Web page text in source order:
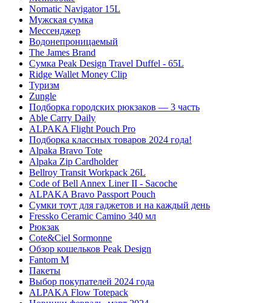
Nomatic Navigator 15L
Мужская сумка
Мессенджер
Водонепроницаемый
The James Brand
Сумка Peak Design Travel Duffel - 65L
Ridge Wallet Money Clip
Туризм
Zungle
Подборка городских рюкзаков — 3 часть
Able Carry Daily
ALPAKA Flight Pouch Pro
Подборка классных товаров 2024 года!
Alpaka Bravo Tote
Alpaka Zip Cardholder
Bellroy Transit Workpack 26L
Code of Bell Annex Liner II - Sacoche
ALPAKA Bravo Passport Pouch
Сумки тоут для гаджетов и на каждый день
Fressko Ceramic Camino 340 мл
Рюкзак
Cote&Ciel Sormonne
Обзор кошельков Peak Design
Fantom M
Пакеты
Выбор покупателей 2024 года
ALPAKA Flow Totepack